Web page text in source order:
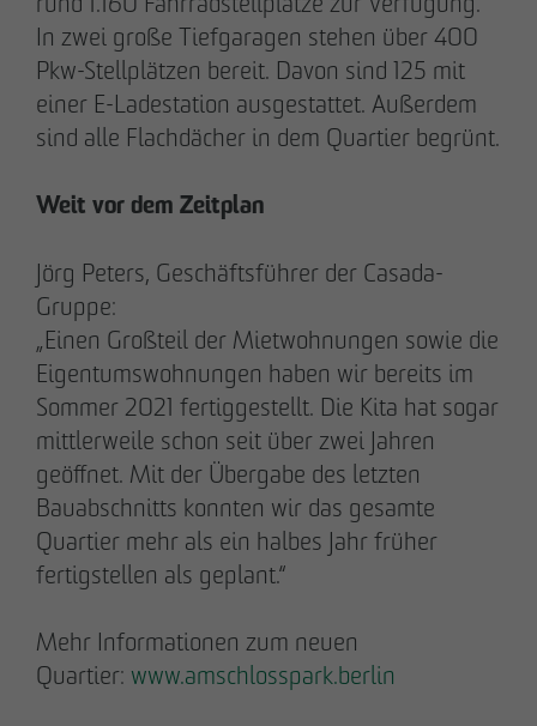
In zwei große Tiefgaragen stehen über 400
Pkw-Stellplätzen bereit. Davon sind 125 mit
einer E-Ladestation ausgestattet. Außerdem
sind alle Flachdächer in dem Quartier begrünt.
Weit vor dem Zeitplan
Jörg Peters, Geschäftsführer der Casada-
Gruppe:
„Einen Großteil der Mietwohnungen sowie die
Eigentumswohnungen haben wir bereits im
Sommer 2021 fertiggestellt. Die Kita hat sogar
mittlerweile schon seit über zwei Jahren
geöffnet. Mit der Übergabe des letzten
Bauabschnitts konnten wir das gesamte
Quartier mehr als ein halbes Jahr früher
fertigstellen als geplant.“
Mehr Informationen zum neuen
Quartier: www.amschlosspark.berlin
+49 173 4928616
Erik J. Schulze
Pressesprecher
Kommunikation & Marketing
+49 173 7360070
Max Wedgbury
Kommunikation & Marketing
mwedgbury@otto-wulff.de
+49 172 7311403
Nicol Weinzweig
Kommunikationsreferentin Intern
Kommunikation & Marketing
nweinzweig
Lisann Hessel-Matusek